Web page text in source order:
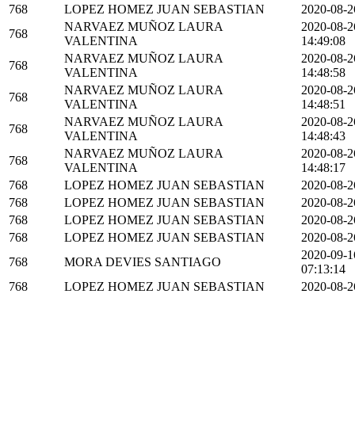
768
LOPEZ HOMEZ JUAN SEBASTIAN
2020-08-
768
NARVAEZ MUÑOZ LAURA
VALENTINA
2020-08-
14:49:08
768
NARVAEZ MUÑOZ LAURA
VALENTINA
2020-08-
14:48:58
768
NARVAEZ MUÑOZ LAURA
VALENTINA
2020-08-
14:48:51
768
NARVAEZ MUÑOZ LAURA
VALENTINA
2020-08-
14:48:43
768
NARVAEZ MUÑOZ LAURA
VALENTINA
2020-08-
14:48:17
768
LOPEZ HOMEZ JUAN SEBASTIAN
2020-08-
768
LOPEZ HOMEZ JUAN SEBASTIAN
2020-08-
768
LOPEZ HOMEZ JUAN SEBASTIAN
2020-08-
768
LOPEZ HOMEZ JUAN SEBASTIAN
2020-08-
768
MORA DEVIES SANTIAGO
2020-09-
07:13:14
768
LOPEZ HOMEZ JUAN SEBASTIAN 2020-08-